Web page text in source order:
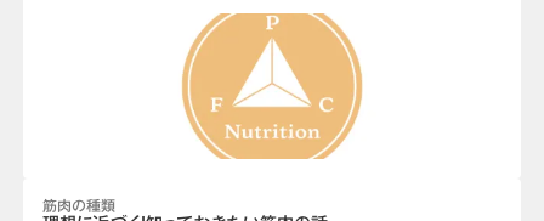
筋肉の種類